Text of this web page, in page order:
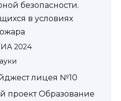
безопасности.
в условиях
2024
лицея №10
проект Образование